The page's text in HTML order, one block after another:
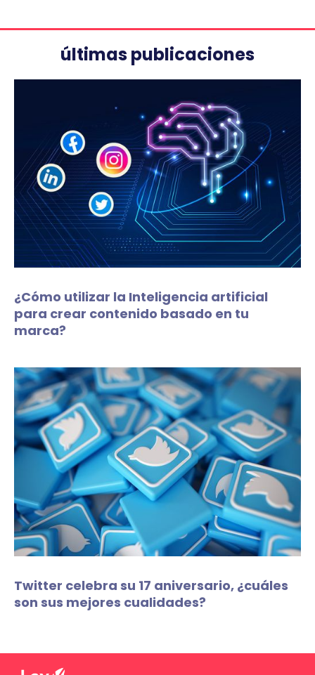
últimas publicaciones
¿Cómo utilizar la Inteligencia artificial
para crear contenido basado en tu
marca?
Twitter celebra su 17 aniversario, ¿cuáles
son sus mejores cualidades?